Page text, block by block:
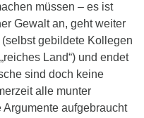
müssen – es ist
Gewalt an, geht weiter
gebildete Kollegen
Land“) und endet
sind doch keine
alle munter
aufgebraucht